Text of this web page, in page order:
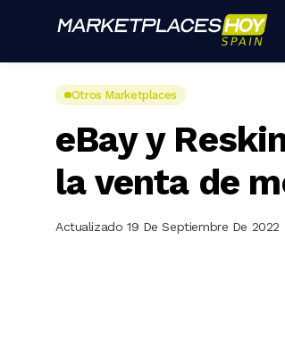
Otros Marketplaces
eBay y
la venta de
Actualizado 19 De Septiembre De 2022